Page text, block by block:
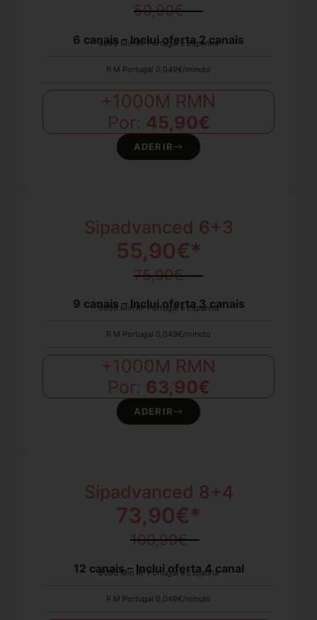
50,90€
6 canais – Inclui oferta 2 canais
4000 Min RF Portugal e Espanha
R M Portugal 0,049€/minuto
+1000M RMN
Por: 45,90€
ADERIR
Sipadvanced 6+3​
55,90€*
75,90€
9 canais – Inclui oferta 3 canais
6000 Min RF Portugal e Espanha
R M Portugal 0,049€/minuto
+1000M RMN
Por: 63,90€
ADERIR
Sipadvanced 8+4​
73,90€*
100,90€
12 canais – Inclui oferta 4 canal
8000 Min RF Portugal e Espanha
R M Portugal 0,049€/minuto